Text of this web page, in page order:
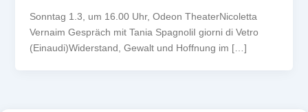
Sonntag 1.3, um 16.00 Uhr, Odeon TheaterNicoletta
Vernaim Gespräch mit Tania SpagnoliI giorni di Vetro
(Einaudi)Widerstand, Gewalt und Hoffnung im […]